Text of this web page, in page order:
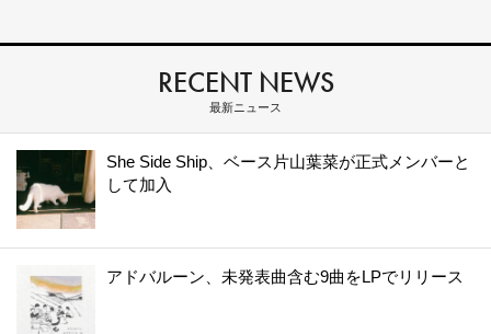
RECENT NEWS
最新ニュース
She Side Ship、ベース片山葉菜が正式メンバーと
して加入
アドバルーン、未発表曲含む9曲をLPでリリース